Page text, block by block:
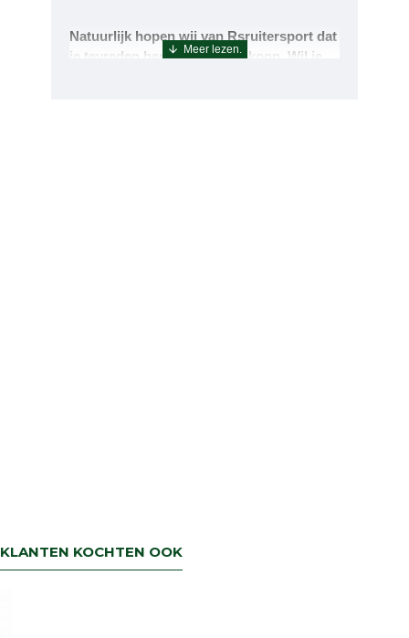
Natuurlijk hopen wij van Rsruitersport dat
je tevreden bent met uw aankoop. Wil je
KLANTEN KOCHTEN OOK